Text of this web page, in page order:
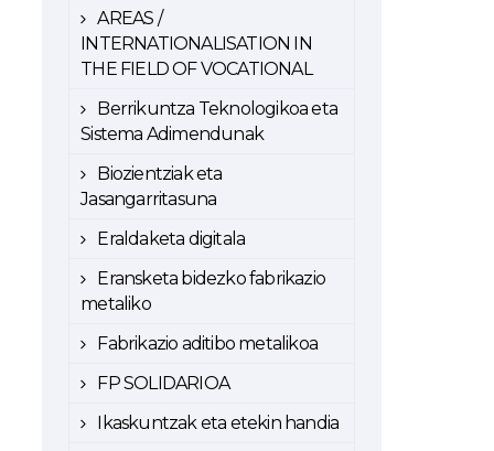
AREAS /
INTERNATIONALISATION IN
THE FIELD OF VOCATIONAL
Berrikuntza Teknologikoa eta
Sistema Adimendunak
Biozientziak eta
Jasangarritasuna
Eraldaketa digitala
Eransketa bidezko fabrikazio
metaliko
Fabrikazio aditibo metalikoa
FP SOLIDARIOA
Ikaskuntzak eta etekin handia